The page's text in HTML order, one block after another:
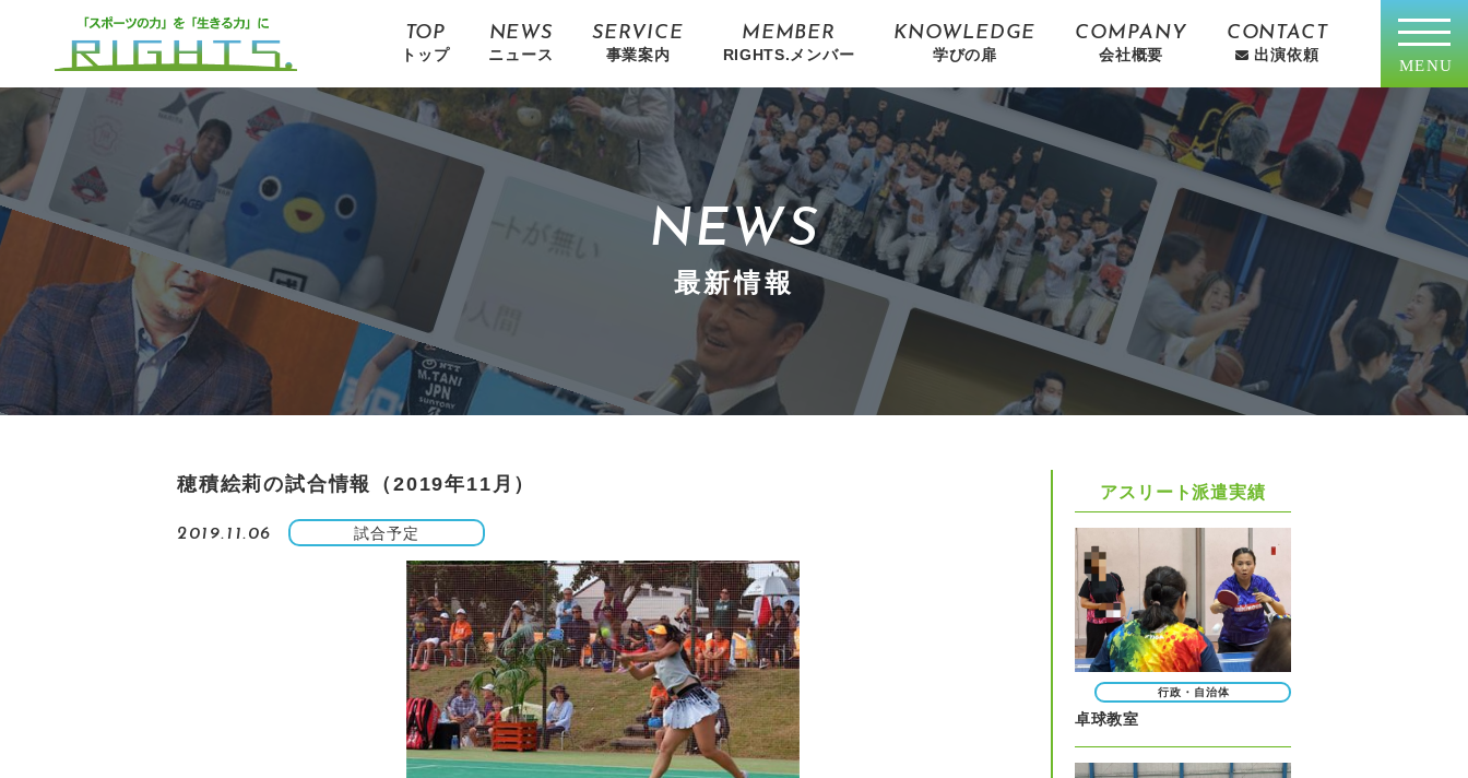
TOP
トップ
NEWS
ニュース
SERVICE
事業案内
MEMBER
RIGHTS.メンバー
KNOWLEDGE
学びの扉
COMPANY
会社概要
CONTACT
出演依頼
MENU
NEWS
最新情報
穂積絵莉の試合情報（2019年11月）
2019.11.06 試合予定
アスリート派遣実績
行政・自治体
卓球教室